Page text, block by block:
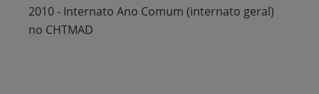
2010 - Internato Ano Comum (internato geral)
no CHTMAD